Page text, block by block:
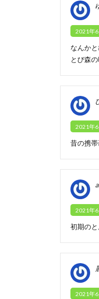
2021年
なんか
とび森
2021年
昔の携
2021年
初期の
2021年